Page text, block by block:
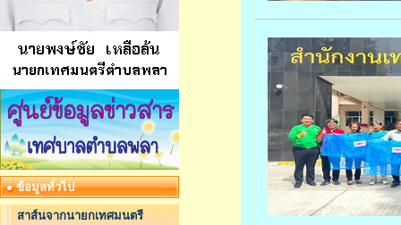
ข้อมูลทั่วไป
สาส์นจากนายกเทศมนตรี